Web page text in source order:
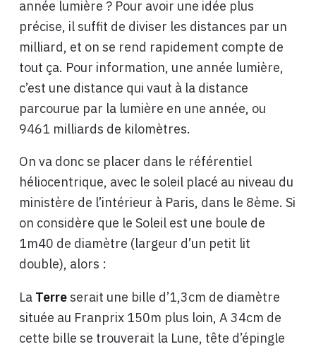
année lumière ? Pour avoir une idée plus
précise, il suffit de diviser les distances par un
milliard, et on se rend rapidement compte de
tout ça. Pour information, une année lumière,
c’est une distance qui vaut à la distance
parcourue par la lumière en une année, ou
9461 milliards de kilomètres.
On va donc se placer dans le référentiel
héliocentrique, avec le soleil placé au niveau du
ministère de l’intérieur à Paris, dans le 8ème. Si
on considère que le Soleil est une boule de
1m40 de diamètre (largeur d’un petit lit
double), alors :
La Terreserait une bille d’1,3cm de diamètre
située au Franprix 150m plus loin, A 34cm de
cette bille se trouverait la Lune, tête d’épingle